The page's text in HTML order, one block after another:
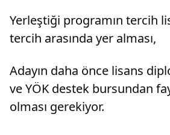
Yerleştiği programın tercih
tercih arasında yer alması,
Adayın daha önce lisans
ve YÖK destek bursundan
olması gerekiyor.